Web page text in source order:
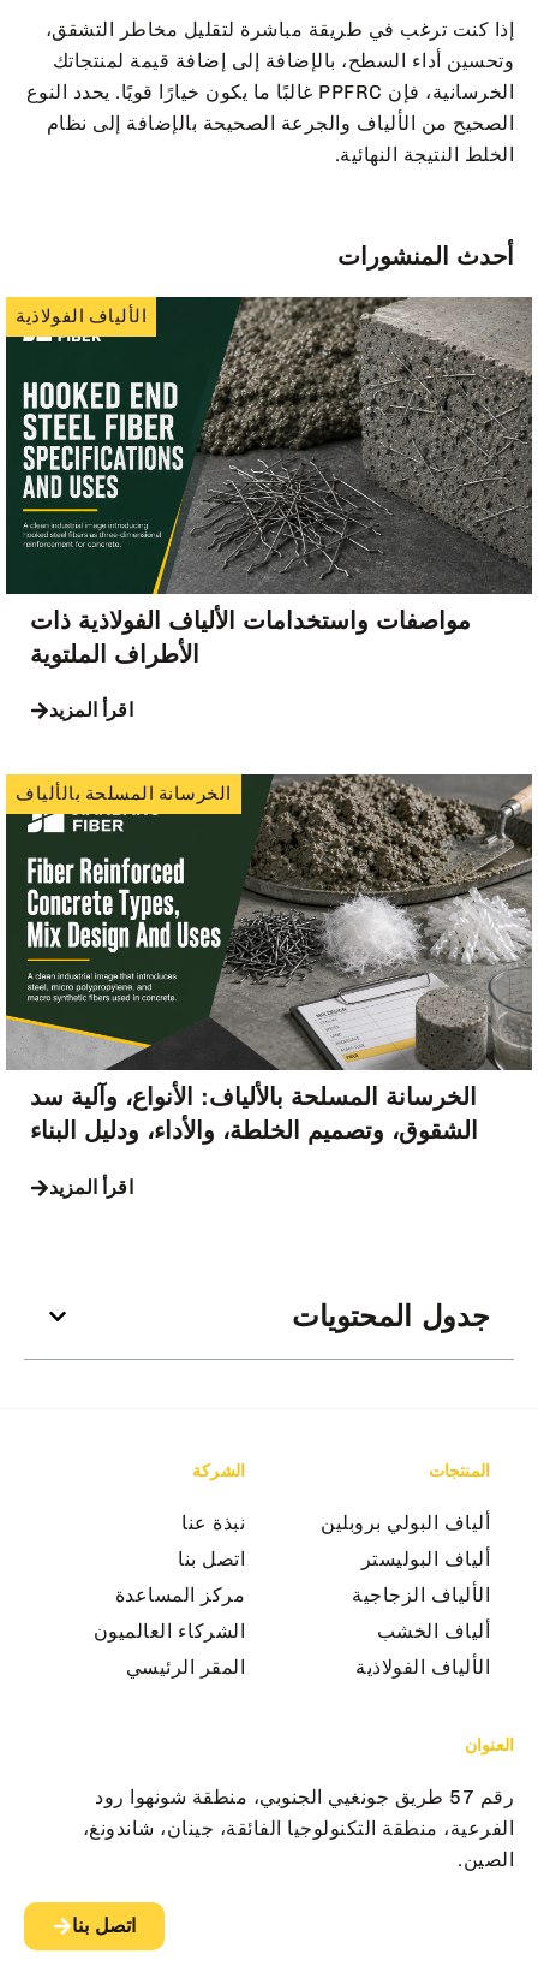
إذا كنت ترغب في طريقة مباشرة لتقليل مخاطر التشقق،
وتحسين أداء السطح، بالإضافة إلى إضافة قيمة لمنتجاتك
الخرسانية، فإن PPFRC غالبًا ما يكون خيارًا قويًا. يحدد النوع
الصحيح من الألياف والجرعة الصحيحة بالإضافة إلى نظام
الخلط النتيجة النهائية.
أحدث المنشورات
الألياف الفولاذية
مواصفات واستخدامات الألياف الفولاذية ذات
الأطراف الملتوية
اقرأ المزيد
الخرسانة المسلحة بالألياف
الخرسانة المسلحة بالألياف: الأنواع، وآلية سد
الشقوق، وتصميم الخلطة، والأداء، ودليل البناء
اقرأ المزيد
جدول المحتويات
المنتجات
ألياف البولي بروبلين
ألياف البوليستر
الألياف الزجاجية
ألياف الخشب
الألياف الفولاذية
الشركة
نبذة عنا
اتصل بنا
مركز المساعدة
الشركاء العالميون
المقر الرئيسي
العنوان
رقم 57 طريق جونغيي الجنوبي، منطقة شونهوا رود
الفرعية، منطقة التكنولوجيا الفائقة، جينان، شاندونغ،
الصين.
اتصل بنا